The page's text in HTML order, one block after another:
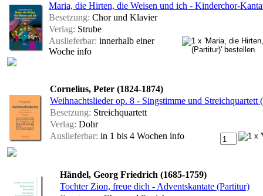
Maria, die Hirten, die Weisen und ich - Kinderchor-
Besetzung: Chor und Klavier
Verlag: Strube
Auslieferbar: innerhalb einer
Woche info
Cornelius, Peter (1824-1874)
Weihnachtslieder op. 8 - Singstimme und Streichquartett
Besetzung: Streichquartett
Verlag: Dohr
Auslieferbar: in 1 bis 4 Wochen info
Händel, Georg Friedrich (1685-1759)
Tochter Zion, freue dich - Adventskantate (Partitur)